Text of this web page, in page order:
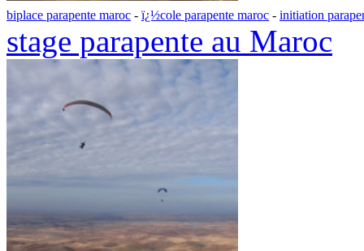
biplace parapente maroc - ï¿½cole parapente maroc - initiation
stage parapente au Maroc